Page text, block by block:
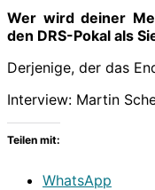
Wer wird deiner
den DRS-Pokal als
Derjenige, der das
Interview: Martin
Teilen mit:
WhatsApp